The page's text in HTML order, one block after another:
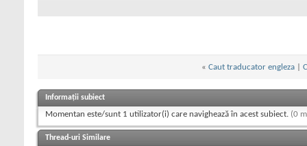
« Caut traducator engleza
Informații subiect
Momentan este/sunt 1 utilizator(i) care navighează în acest subiect. (0
Thread-uri Similare